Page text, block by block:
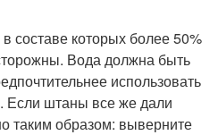
составе которых более 50%
Вода должна быть
использовать
Если штаны все же дали
таким образом: выверните